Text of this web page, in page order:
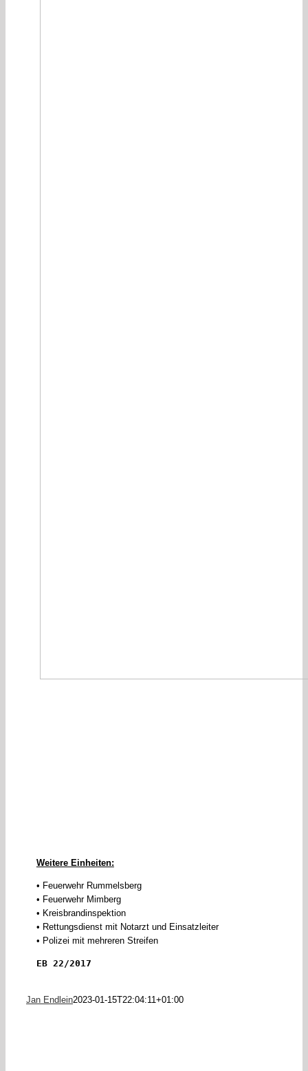
Weitere Einheiten:
• Feuerwehr Rummelsberg
• Feuerwehr Mimberg
• Kreisbrandinspektion
• Rettungsdienst mit Notarzt und Einsatzleiter
• Polizei mit mehreren Streifen
EB 22/2017
Jan Endlein2023-01-15T22:04:11+01:00